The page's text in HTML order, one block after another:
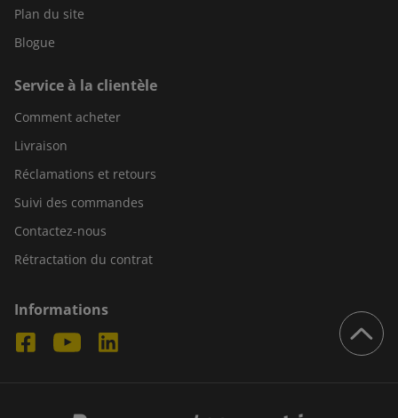
Plan du site
Blogue
Service à la clientèle
Comment acheter
Livraison
Réclamations et retours
Suivi des commandes
Contactez-nous
Rétractation du contrat
Informations